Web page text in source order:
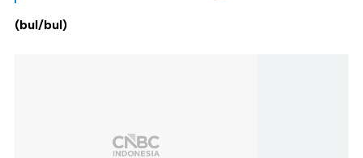
(bul/bul)